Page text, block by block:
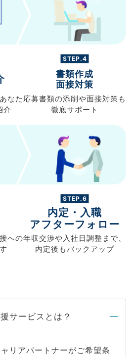
あなた
介
STEP.4
書類作成
面接対策
応募書類の添削や面接対策も
徹底サポート
への
STEP.6
内定・入職
アフターフォロー
年収交渉や入社日調整まで、
内定後もバックアップ
サービスとは？
リアパートナーがご希望条